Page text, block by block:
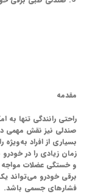
مقدمه
راحتی رانندگی تنها
صندلی نیز نقش مهمی
بسیاری از افراد
زمان زیادی را در
و خستگی عضلات مواجه
برقی خودرو می‌تواند
فشارهای جسمی باشد.